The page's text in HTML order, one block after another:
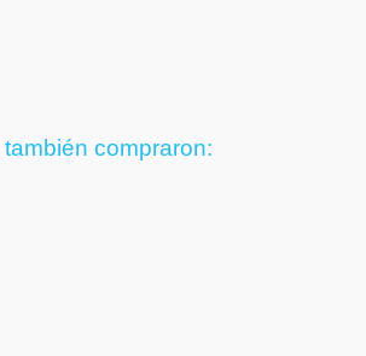
compraron: